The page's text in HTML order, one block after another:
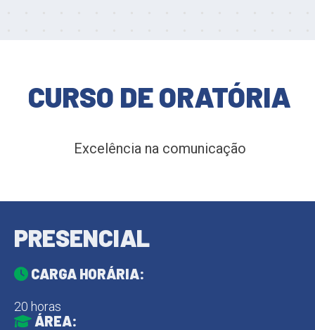
CURSO DE ORATÓRIA
Excelência na comunicação
PRESENCIAL
CARGA HORÁRIA:
20 horas
ÁREA: